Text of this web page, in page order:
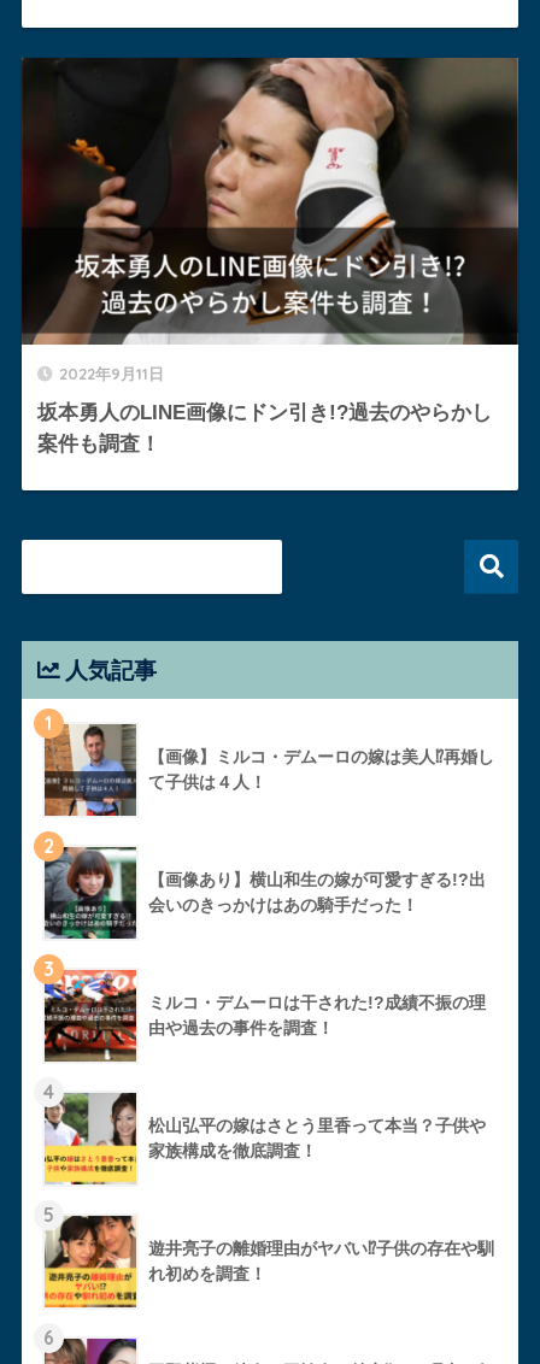
2022年9月11日
坂本勇人のLINE画像にドン引き!?過去のやらかし
案件も調査！
人気記事
1
【画像】ミルコ・デムーロの嫁は美人⁉︎再婚し
て子供は４人！
2
【画像あり】横山和生の嫁が可愛すぎる!?出
会いのきっかけはあの騎手だった！
3
ミルコ・デムーロは干された!?成績不振の理
由や過去の事件を調査！
4
松山弘平の嫁はさとう里香って本当？子供や
家族構成を徹底調査！
5
遊井亮子の離婚理由がヤバい⁉︎子供の存在や馴
れ初めを調査！
6